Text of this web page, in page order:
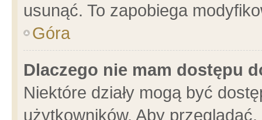
usunąć. To zapobiega
Góra
Dlaczego nie mam dostępu
Niektóre działy mogą być
użytkowników. Aby